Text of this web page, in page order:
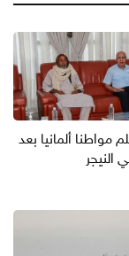
مواطنا ألمانيا بعد
النيجر